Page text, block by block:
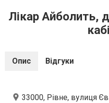
Лікар Айболить,
Опис Відгуки
33000, Рівне, вулиця